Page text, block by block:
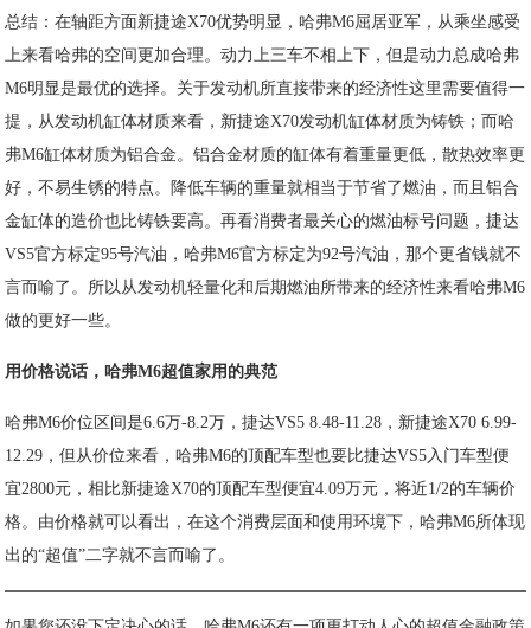
总结：在轴距方面新捷途X70优势明显，哈弗M6屈居亚军，从乘坐感受
上来看哈弗的空间更加合理。动力上三车不相上下，但是动力总成哈弗
M6明显是最优的选择。关于发动机所直接带来的经济性这里需要值得一
提，从发动机缸体材质来看，新捷途X70发动机缸体材质为铸铁；而哈
弗M6缸体材质为铝合金。铝合金材质的缸体有着重量更低，散热效率更
好，不易生锈的特点。降低车辆的重量就相当于节省了燃油，而且铝合
金缸体的造价也比铸铁要高。再看消费者最关心的燃油标号问题，捷达
VS5官方标定95号汽油，哈弗M6官方标定为92号汽油，那个更省钱就不
言而喻了。所以从发动机轻量化和后期燃油所带来的经济性来看哈弗M6
做的更好一些。
用价格说话，哈弗M6超值家用的典范
哈弗M6价位区间是6.6万-8.2万，捷达VS5 8.48-11.28，新捷途X70 6.99-
12.29，但从价位来看，哈弗M6的顶配车型也要比捷达VS5入门车型便
宜2800元，相比新捷途X70的顶配车型便宜4.09万元，将近1/2的车辆价
格。由价格就可以看出，在这个消费层面和使用环境下，哈弗M6所体现
出的“超值”二字就不言而喻了。